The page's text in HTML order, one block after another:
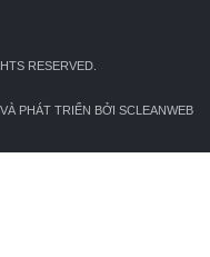
RESERVED.
PHÁT TRIỂN BỞI SCLEANWEB